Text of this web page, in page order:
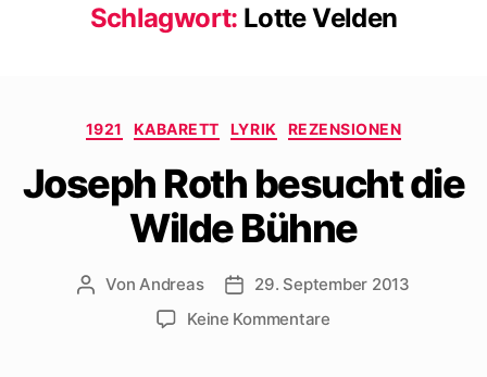
Schlagwort: Lotte Velden
Kategorien
1921 KABARETT LYRIK REZENSIONEN
Joseph Roth besucht die
Wilde Bühne
Beitragsautor
Von Andreas Beitragsdatum
29. September 2013
Keine Kommentarezu